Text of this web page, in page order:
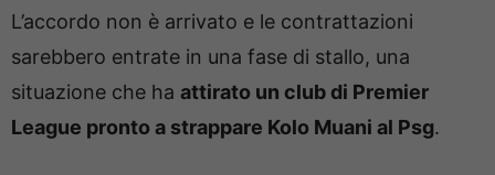
L’accordo non è arrivato e le contrattazioni
sarebbero entrate in una fase di stallo, una
situazione che ha attirato un club di Premier
League pronto a strappare Kolo Muani al Psg.